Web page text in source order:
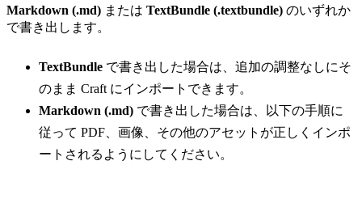
Markdown (.md) または TextBundle (.textbundle) のいずれか
で書き出します。
TextBundle で書き出した場合は、追加の調整なしにそ
のまま Craft にインポートできます。
Markdown (.md) で書き出した場合は、以下の手順に
従って PDF、画像、その他のアセットが正しくインポ
ートされるようにしてください。